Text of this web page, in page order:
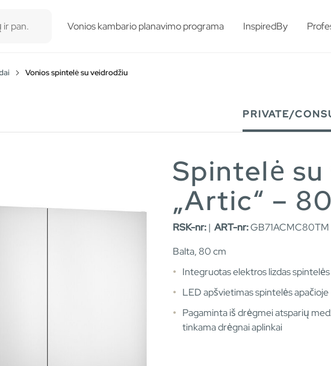
for results.
Vonios kambario planavimo programa InspiredBy
Vonios spintelė su veidrodžiu
PRIVATE/
Spintelė
„Artic“ –
RSK-nr:| ART-nr:GB71ACMC80TM
Balta, 80 cm
Integruotas elektros lizdas
LED apšvietimas spintelės apačioje
Pagaminta iš drėgmei atsparių
tinkama drėgnai aplinkai